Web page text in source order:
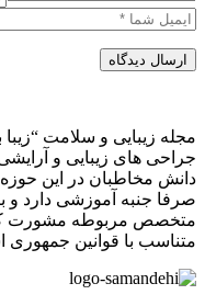
ارسال دیدگاه
مجله زیبایی و سلامت
جراحی های زیبایی و
دانش مخاطبان در این
صرفا جنبه آموزشی دارد و
متخصص مربوطه مشورت
متناسب با قوانین جمهوری